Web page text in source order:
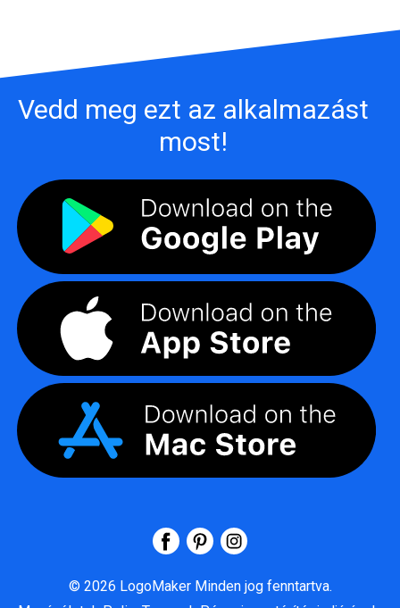
Vedd meg ezt az alkalmazást
most!
© 2026 LogoMaker Minden jog fenntartva.